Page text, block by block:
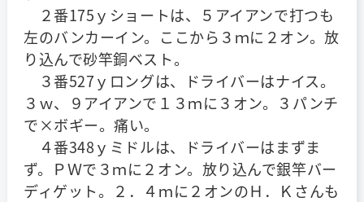
２番175ｙショートは、５アイアンで打つも
左のバンカーイン。ここから３ｍに２オン。放
り込んで砂竿銅ベスト。
３番527ｙロングは、ドライバーはナイス。
３ｗ、９アイアンで１３ｍに３オン。３パンチ
で×ボギー。痛い。
４番348ｙミドルは、ドライバーはまずま
ず。ＰＷで３ｍに２オン。放り込んで銀竿バー
ディゲット。２．４ｍに２オンのＨ．Ｋさんも